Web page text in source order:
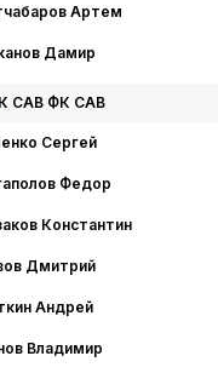
Артем
Дамир
ФК САВ
Сергей
Федор
Константин
Дмитрий
Андрей
Владимир